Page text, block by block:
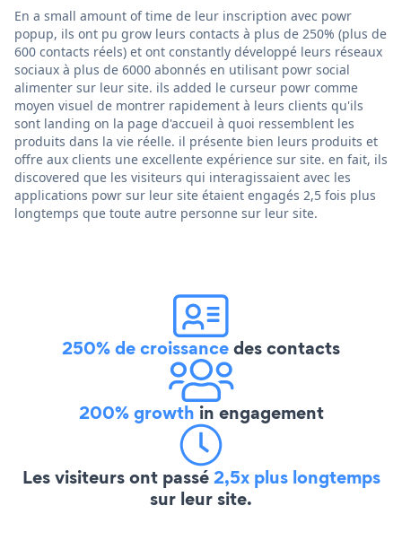
En a small amount of time de leur inscription avec powr
popup, ils ont pu grow leurs contacts à plus de 250% (plus de
600 contacts réels) et ont constantly développé leurs réseaux
sociaux à plus de 6000 abonnés en utilisant powr social
alimenter sur leur site. ils added le curseur powr comme
moyen visuel de montrer rapidement à leurs clients qu'ils
sont landing on la page d'accueil à quoi ressemblent les
produits dans la vie réelle. il présente bien leurs produits et
offre aux clients une excellente expérience sur site. en fait, ils
discovered que les visiteurs qui interagissaient avec les
applications powr sur leur site étaient engagés 2,5 fois plus
longtemps que toute autre personne sur leur site.
250% de croissancedes contacts
200% growth in engagement
Les visiteurs ont passé2,5x plus longtemps
sur leur site.